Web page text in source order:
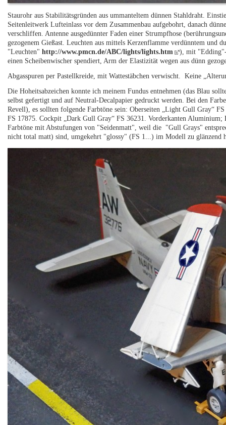
Staurohr aus Stabilitätsgründen aus ummanteltem dünnen Stahldraht.
Seitenleitwerk Lufteinlass vor dem Zusammenbau aufgebohrt, danach
verschliffen. Antenne ausgedünnter Faden einer Strumpfhose
gezogenem Gießast. Leuchten aus mittels Kerzenflamme verdünntem und
"Leuchten"http://www.pmcn.de/ABC/lights/lights.htm
), mit "Edding"-
einen Scheibenwischer spendiert, Arm der Elastizität wegen aus dünn
Abgasspuren per Pastellkreide, mit Wattestäbchen verwischt. Keine
Die Hoheitsabzeichen konnte ich meinem Fundus entnehmen (das Blau
selbst gefertigt und auf Neutral-Decalpapier gedruckt werden. Bei den
Revell), es sollten folgende Farbtöne sein: Oberseiten „Light Gull Gray“
FS 17875. Cockpit „Dark Gull Gray“ FS 36231. Vorderkanten
Farbtöne mit Abstufungen von "Seidenmatt", weil die "Gull Grays"
nicht total matt) sind, umgekehrt "glossy" (FS 1...) im Modell zu glänzend